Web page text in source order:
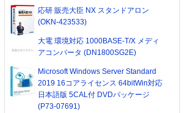
応研 販売大臣 NX スタンドアロン
(OKN-423533)
大電 環境対応 1000BASE-T/X メディ
アコンバータ (DN1800SG2E)
Microsoft Windows Server Standard
2019 16コアライセンス 64bitWin対応
日本語版 5CAL付 DVDパッケージ
(P73-07691)